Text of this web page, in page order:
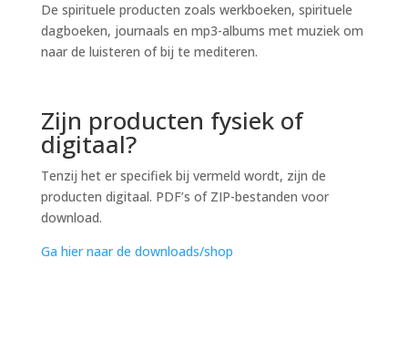
De spirituele producten zoals werkboeken, spirituele
dagboeken, journaals en mp3-albums met muziek om
naar de luisteren of bij te mediteren.
Zijn producten fysiek of
digitaal?
Tenzij het er specifiek bij vermeld wordt, zijn de
producten digitaal. PDF’s of ZIP-bestanden voor
download.
Ga hier naar de downloads/shop